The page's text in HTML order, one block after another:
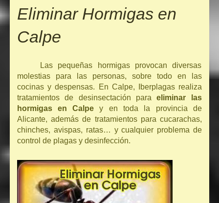
Eliminar Hormigas en
Calpe
Las pequeñas hormigas provocan diversas
molestias para las personas, sobre todo en las
cocinas y despensas. En Calpe, Iberplagas realiza
tratamientos de desinsectación para eliminar las
hormigas en Calpe y en toda la provincia de
Alicante, además de tratamientos para cucarachas,
chinches, avispas, ratas… y cualquier problema de
control de plagas y desinfección.